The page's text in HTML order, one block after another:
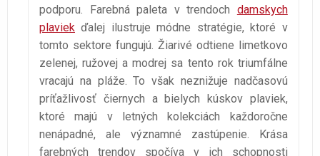
podporu. Farebná paleta v trendoch damskych
plaviek ďalej ilustruje módne stratégie, ktoré v
tomto sektore fungujú. Žiarivé odtiene limetkovo
zelenej, ružovej a modrej sa tento rok triumfálne
vracajú na pláže. To však neznižuje nadčasovú
príťažlivosť čiernych a bielych kúskov plaviek,
ktoré majú v letných kolekciách každoročne
nenápadné, ale významné zastúpenie. Krása
farebných trendov spočíva v ich schopnosti